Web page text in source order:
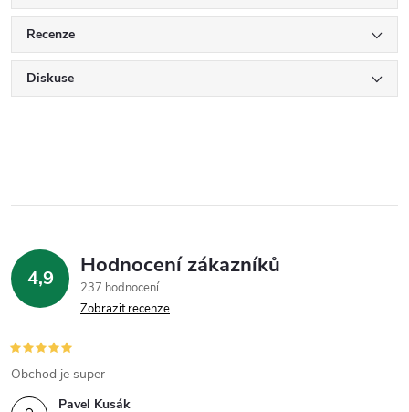
Recenze
Diskuse
4,9 Hodnocení zákazníků
237 hodnocení
Zobrazit recenze
Pavel Kusák
Obchod je super